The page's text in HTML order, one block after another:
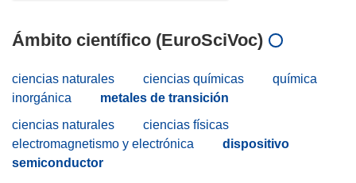
Ámbito científico (EuroSciVoc)
ciencias naturales ciencias químicas
química
inorgánica
metales de transición
ciencias naturales
ciencias físicas
electromagnetismo y electrónica
dispositivo
semiconductor